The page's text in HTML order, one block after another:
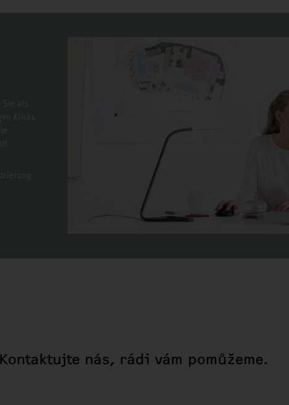
Kontaktujte nás, rádi vám pomůžeme.